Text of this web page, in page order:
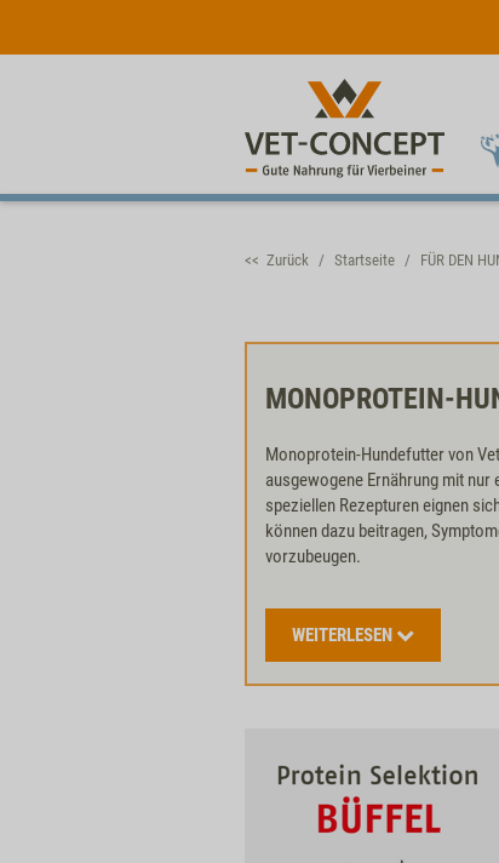
<< Zurück Startseite FÜR DEN
MONOPROTEIN-
Monoprotein-Hundefutter von
ausgewogene Ernährung mit
speziellen Rezepturen eignen
können dazu beitragen,
vorzubeugen.
WEITERLESEN